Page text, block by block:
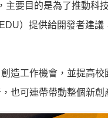
主要目的是為了推動科
）提供給開發者建
造工作機會，並提高
也可連帶帶動整個新創